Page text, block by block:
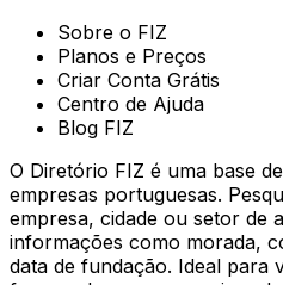
Sobre o FIZ
Planos e Preços
Criar Conta Grátis
Centro de Ajuda
Blog FIZ
O Diretório FIZ é uma base
empresas portuguesas.
empresa, cidade ou setor de
informações como morada,
data de fundação. Ideal para